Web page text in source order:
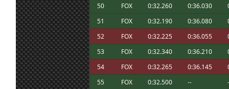
6 jul. 18:27
Karlitos
Ojú Marcos. Mucho ánimo y que sea leve
6 jul. 18:26
loopingz
En la Q reset not allowed y abierto a no
6 jul. 17:50
Marcos Z.
Yo creo que ni partido ni cesav ; Estoy
hijo. Parece que tiene otitis aguda
6 jul. 12:36
Mito21
Efectivamente, yo hoy con España
6 jul. 11:10
Maxxis
Yo no participo hoy, voy a ver el partido
6 jul. 8:03
NeoN
50
FOX 0:32.260 0:36.030
51
FOX 0:32.190 0:36.080
52
FOX 0:32.225 0:36.055
53
FOX 0:32.340 0:36.210
54
FOX 0:32.265 0:36.145
55
FOX 0:32.500 --